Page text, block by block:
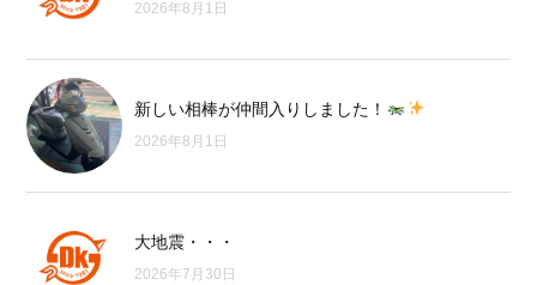
2026年8月1日
新しい相棒が仲間入りしました！
2026年8月1日
大地震・・・
2026年7月30日